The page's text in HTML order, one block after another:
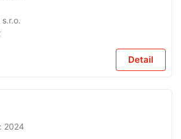
s.r.o.
Detail
2024